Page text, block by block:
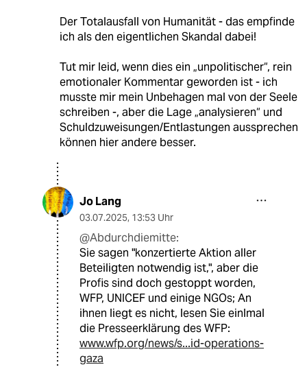
Der Totalausfall von Humanität - das empfinde
ich als den eigentlichen Skandal dabei!
Tut mir leid, wenn dies ein „unpolitischer“, rein
emotionaler Kommentar geworden ist - ich
musste mir mein Unbehagen mal von der Seele
schreiben -, aber die Lage „analysieren“ und
Schuldzuweisungen/Entlastungen aussprechen
können hier andere besser.
Jo Lang
03.07.2025, 13:53 Uhr
@Abdurchdiemitte:
Sie sagen "konzertierte Aktion aller
Beteiligten notwendig ist,", aber die
Profis sind doch gestoppt worden,
WFP, UNICEF und einige NGOs; An
ihnen liegt es nicht, lesen Sie einlmal
die Presseerklärung des WFP:
www.wfp.org/news/s...id-operations-
gaza